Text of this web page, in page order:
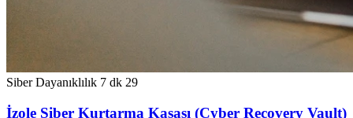
Siber Dayanıklılık 7 dk 29
İzole Siber Kurtarma Kasası (Cyber Recovery Vault)